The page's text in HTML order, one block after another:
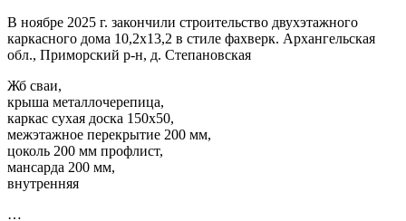
В ноябре 2025 г. закончили строительство двухэтажного
каркасного дома 10,2х13,2 в стиле фахверк. Архангельская
обл., Приморский р-н, д. Степановская
Жб сваи,
крыша металлочерепица,
каркас сухая доска 150х50,
межэтажное перекрытие 200 мм,
цоколь 200 мм профлист,
мансарда 200 мм,
внутренняя
…